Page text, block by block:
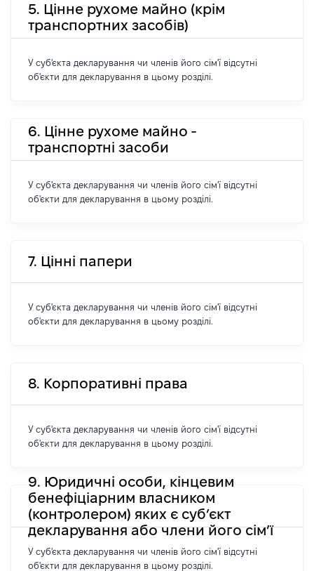
5. Цінне рухоме майно (крім
транспортних засобів)
У суб'єкта декларування чи членів його сім'ї відсутні
об'єкти для декларування в цьому розділі.
6. Цінне рухоме майно -
транспортні засоби
У суб'єкта декларування чи членів його сім'ї відсутні
об'єкти для декларування в цьому розділі.
7. Цінні папери
У суб'єкта декларування чи членів його сім'ї відсутні
об'єкти для декларування в цьому розділі.
8. Корпоративні права
У суб'єкта декларування чи членів його сім'ї відсутні
об'єкти для декларування в цьому розділі.
9. Юридичні особи, кінцевим
бенефіціарним власником
(контролером) яких є суб’єкт
декларування або члени його сім’ї
У суб'єкта декларування чи членів його сім'ї відсутні
об'єкти для декларування в цьому розділі.